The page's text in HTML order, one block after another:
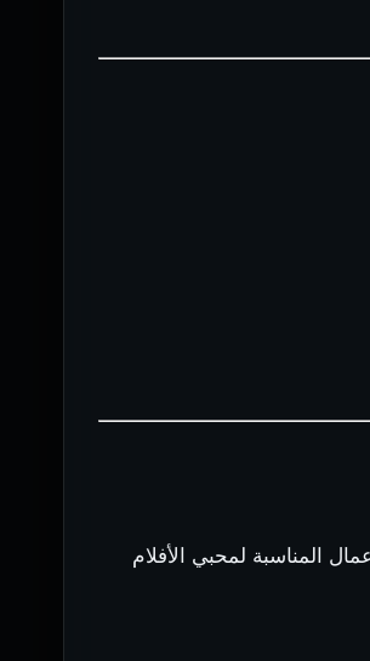
المناسبة لمحبي الأفلام